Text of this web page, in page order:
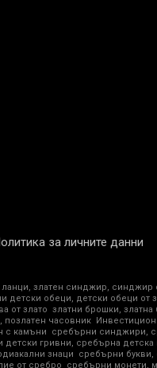
за личните данни
златен синджир, синджир
детски обеци, детски обеци от
от злато златни брошки,
позлатен часовник
с камъни
сребърни синджири,
детски гривни, сребърна детска
знаци сребърни букви,
от сребро сребърни монети,